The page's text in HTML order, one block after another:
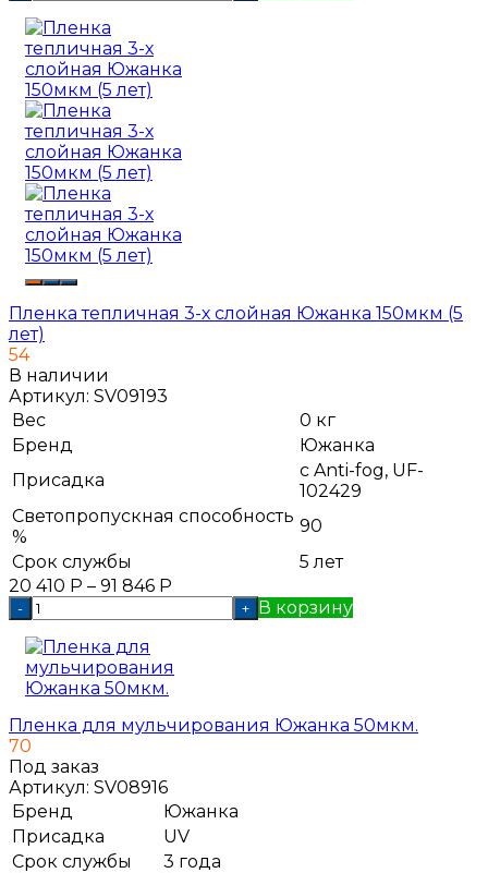
Пленка тепличная 3-х слойная Южанка 150мкм (5
лет)
54
В наличии
Артикул: SV09193
Вес
0 кг
Бренд
Южанка
Присадка
с Anti-fog, UF-
102429
Светопропускная способность
%
90
Срок службы
5 лет
20 410 Р – 91 846 Р
- + В корзину
Пленка для мульчирования Южанка 50мкм.
70
Под заказ
Артикул: SV08916
Бренд
Южанка
Присадка
UV
Срок службы
3 года